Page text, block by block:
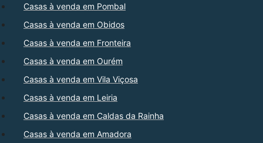
Casas à venda em Pombal
Casas à venda em Obidos
Casas à venda em Fronteira
Casas à venda em Ourém
Casas à venda em Vila Viçosa
Casas à venda em Leiria
Casas à venda em Caldas da Rainha
Casas à venda em Amadora